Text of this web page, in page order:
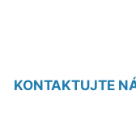
KONTAKTUJTE